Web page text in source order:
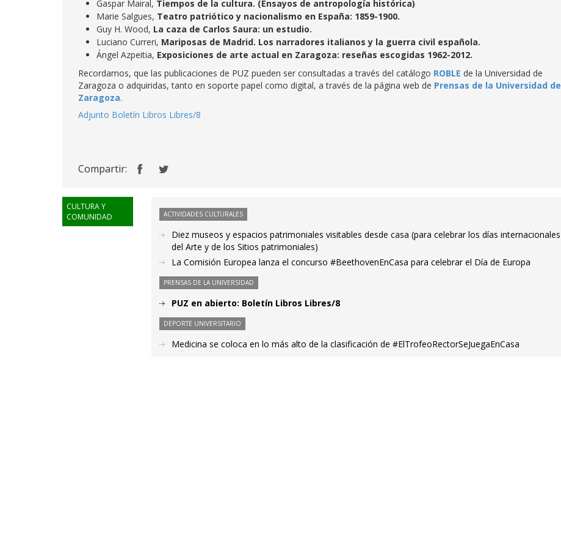
Gaspar Mairal, Tiempos de la cultura. (Ensayos de antropología histórica)
Marie Salgues, Teatro patriótico y nacionalismo en España: 1859-1900.
Guy H. Wood, La caza de Carlos Saura: un estudio.
Luciano Curreri, Mariposas de Madrid. Los narradores italianos y la guerra civil española.
Ángel Azpeitia, Exposiciones de arte actual en Zaragoza: reseñas escogidas 1962-2012.
Recordamos, que las publicaciones de PUZ pueden ser consultadas a través del catálogo ROBLE de la Universidad de
Zaragoza o adquiridas, tanto en soporte papel como digital, a través de la página web de Prensas de la Universidad de
Zaragoza.
Adjunto Boletín Libros Libres/8
Compartir:
CULTURA Y
COMUNIDAD
ACTIVIDADES CULTURALES
Diez museos y espacios patrimoniales visitables desde casa (para celebrar los días internacionales
del Arte y de los Sitios patrimoniales)
La Comisión Europea lanza el concurso #BeethovenEnCasa para celebrar el Día de Europa
PRENSAS DE LA UNIVERSIDAD
PUZ en abierto: Boletín Libros Libres/8
DEPORTE UNIVERSITARIO
Medicina se coloca en lo más alto de la clasificación de #ElTrofeoRectorSeJuegaEnCasa